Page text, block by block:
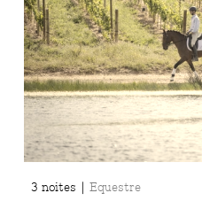
3 noites |Equestre